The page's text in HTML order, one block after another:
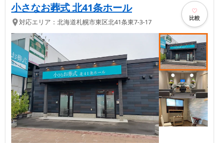
小さなお葬式 北41条ホール
対応エリア： 北海道札幌市東区北41条東7-3-17 比較